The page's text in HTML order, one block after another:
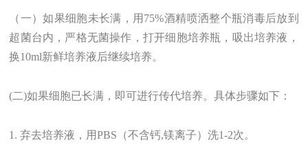
（一）如果细胞未长满，用75%酒精喷洒整个瓶消毒后放到
超菌台内，严格无菌操作，打开细胞培养瓶，吸出培养液，
换10ml新鲜培养液后继续培养。
(二)如果细胞已长满，即可进行传代培养。具体步骤如下：
1. 弃去培养液，用PBS（不含钙,镁离子）洗1-2次。